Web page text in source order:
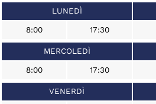
LUNEDÌ
8:00 17:30
MERCOLEDÌ
8:00 17:30
VENERDÌ